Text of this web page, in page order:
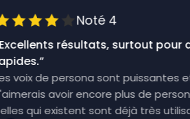
Noté 4
“Excellents résultats, surtout
rapides.
Les voix de persona sont
J'aimerais avoir encore plus de
celles qui existent sont déjà très